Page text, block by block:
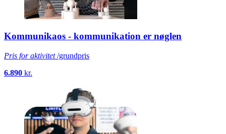
Kommunikaos - kommunikation er nøglen
Pris for aktivitet/grundpris
6.890 kr.